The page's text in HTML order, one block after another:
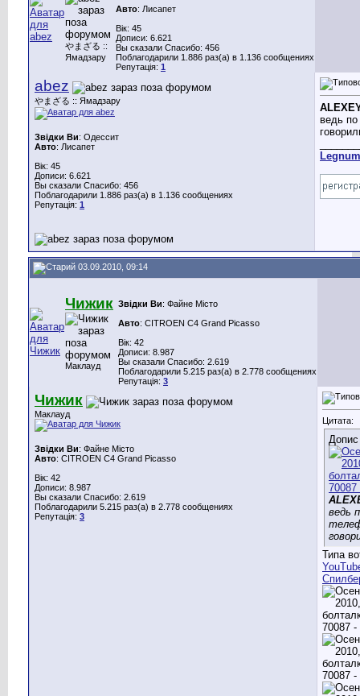
やまざる ::
Ямадзару
Авто: Лисапет
Вік: 45
Дописи: 6.621
Вы сказали Спасибо: 456
Поблагодарили 1.886 раз(а) в 1.136 сообщениях
Репутація: 1
abez
やまざる :: Ямадзару
Звідки Ви: Одессит
Авто: Лисапет
Вік: 45
Дописи: 6.621
Вы сказали Спасибо: 456
Поблагодарили 1.886 раз(а) в 1.136 сообщениях
Репутація: 1
ведь
Legnum
03.09.2010, 09:14
Чижик
Маклауд
Звідки Ви: Файне Місто
Авто: CITROEN C4 Grand Picasso
Вік: 42
Дописи: 8.987
Вы сказали Спасибо: 2.619
Поблагодарили 5.215 раз(а) в 2.778 сообщениях
Репутація: 3
Чижик
Маклауд
Звідки Ви: Файне Місто
Авто: CITROEN C4 Grand Picasso
Вік: 42
Дописи: 8.987
Вы сказали Спасибо: 2.619
Поблагодарили 5.215 раз(а) в 2.778 сообщениях
Репутація: 3
Цитата:
ведь
Типа